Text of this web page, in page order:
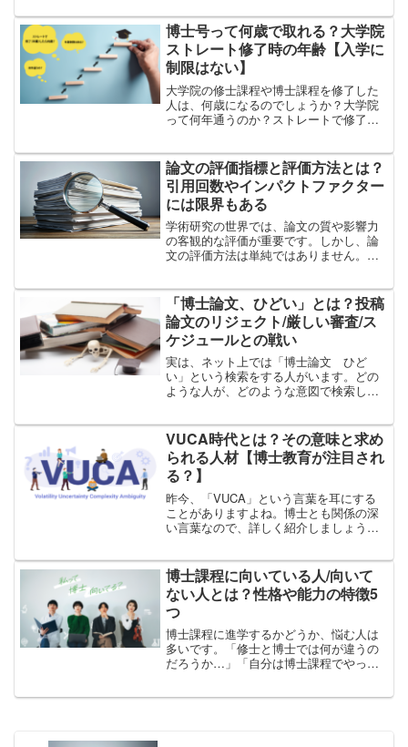
（採用率は約17%）ところで、DC1の採
用者一覧を...
博士号って何歳で取れる？大学院
ストレート修了時の年齢【入学に
制限はない】
大学院の修士課程や博士課程を修了した
人は、何歳になるのでしょうか？大学院
って何年通うのか？ストレートで修了
や、在籍可能年数は？このような情報
を、まとめました。結論から言...
論文の評価指標と評価方法とは？
引用回数やインパクトファクター
には限界もある
学術研究の世界では、論文の質や影響力
の客観的な評価が重要です。しかし、論
文の評価方法は単純ではありません。論
の指標にも限界がある？上記のような内
容を解説しつつ、引用回数...
「博士論文、ひどい」とは？投稿
論文のリジェクト/厳しい審査/ス
ケジュールとの戦い
実は、ネット上では「博士論文 ひど
い」という検索をする人がいます。どの
ような人が、どのような意図で検索して
きます。想定される内容としては、以下3
つでしょうか。「ひどい博...
VUCA時代とは？その意味と求め
られる人材【博士教育が注目され
る？】
昨今、「VUCA」という言葉を耳にする
ことがありますよね。博士とも関係の深
い言葉なので、詳しく紹介しましょう。
省/文部科学省もVUCAという単語を使っ
ている？VU...
博士課程に向いている人/向いて
ない人とは？性格や能力の特徴5
つ
博士課程に進学するかどうか、悩む人は
多いです。「修士と博士では何が違うの
だろうか…」「自分は博士課程でやって